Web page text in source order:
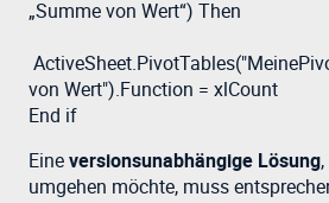
„Summe von Wert“) Then
von Wert").Function = xlCount
End if
Eineversionsunabhängige Lösung
umgehen möchte, muss